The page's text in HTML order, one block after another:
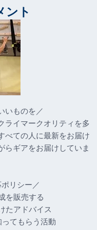
ント
いものを／
ライマークオリティを多
べての人に最新をお届け
らギアをお届けしていま
リシー／
を販売する
たアドバイス
てもらう活動